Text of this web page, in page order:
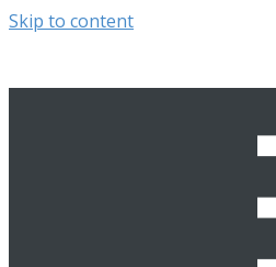
Skip to content